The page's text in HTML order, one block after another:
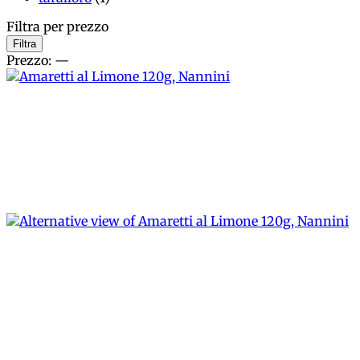
Filtra per prezzo
Prezzo
Min
Prezzo
Max
Filtra
Prezzo: —